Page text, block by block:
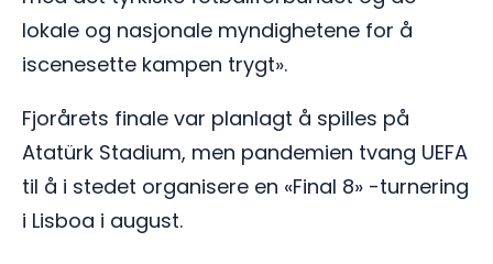
lokale og nasjonale myndighetene for å
iscenesette kampen trygt».
Fjorårets finale var planlagt å spilles på
Atatürk Stadium, men pandemien tvang UEFA
til å i stedet organisere en «Final 8» -turnering
i Lisboa i august.